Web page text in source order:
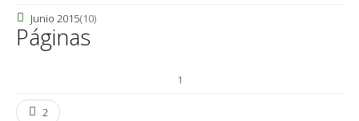
Junio 2015(10)
Páginas
1
2